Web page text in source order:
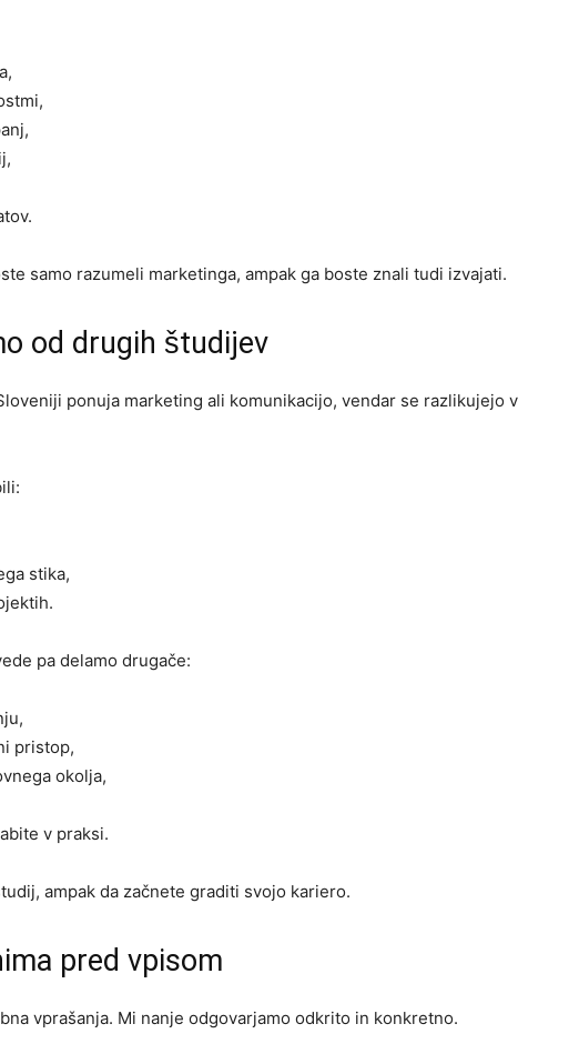
samo razumeli marketinga, ampak ga boste znali tudi izvajati.
od drugih študijev
ponuja marketing ali komunikacijo, vendar se razlikujejo v
stika,
pa delamo drugače:
pristop,
okolja,
v praksi.
ampak da začnete graditi svojo kariero.
pred vpisom
vprašanja. Mi nanje odgovarjamo odkrito in konkretno.